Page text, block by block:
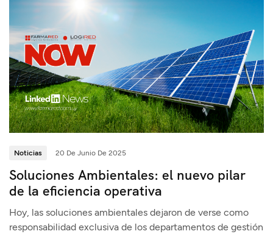
Noticias 20 De Junio De 2025
Soluciones Ambientales: el nuevo pilar
de la eficiencia operativa
Hoy, las soluciones ambientales dejaron de verse como
responsabilidad exclusiva de los departamentos de gestión